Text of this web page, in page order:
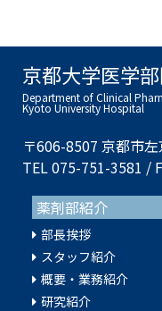
京都大学医学
Department of Clinical
Kyoto University Hospital
〒606-8507 京都市
TEL 075-751-3581 /
薬剤部紹介
部長挨拶
スタッフ紹介
概要・業務紹介
研究紹介